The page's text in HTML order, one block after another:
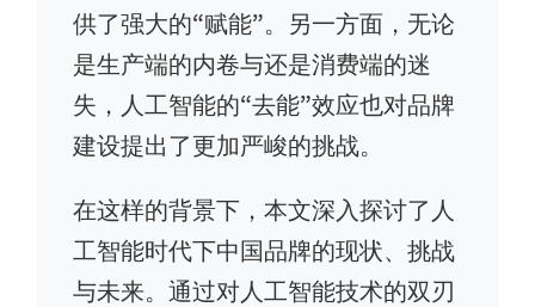
供了强大的“赋能”。另一方面，无论
是生产端的内卷与还是消费端的迷
失，人工智能的“去能”效应也对品牌
建设提出了更加严峻的挑战。
在这样的背景下，本文深入探讨了人
工智能时代下中国品牌的现状、挑战
与未来。通过对人工智能技术的双刃